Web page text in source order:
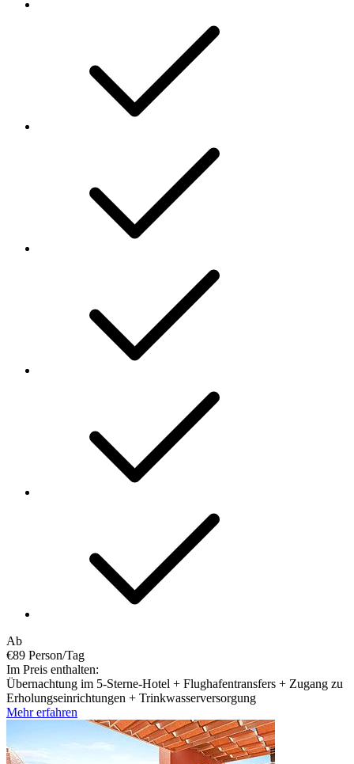
Ab
€89 Person/Tag
Im Preis enthalten:
Übernachtung im 5-Sterne-Hotel + Flughafentransfers + Zugang zu
Erholungseinrichtungen + Trinkwasserversorgung
Mehr erfahren